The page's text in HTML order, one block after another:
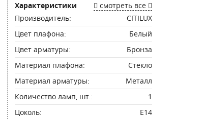
Характеристики
смотреть все
Производитель:
CITILUX
Цвет плафона:
Белый
Цвет арматуры:
Бронза
Материал плафона:
Стекло
Материал арматуры:
Металл
Количество ламп, шт.:
1
Цоколь:
E14